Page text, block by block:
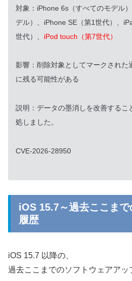
対象：iPhone 6s（すべてのモデル
デル）、iPhone SE（第1世代）、
世代）、 iPod touch（第7世代）
影響：削除対象としてマークされた
に残る可能性がある
説明：データの墨消しを改善するこ
処しました。
CVE-2026-28950
iOS 15.7～過去ここまで
履歴
iOS 15.7 以降の、
過去ここまでのソフトウェアアッ